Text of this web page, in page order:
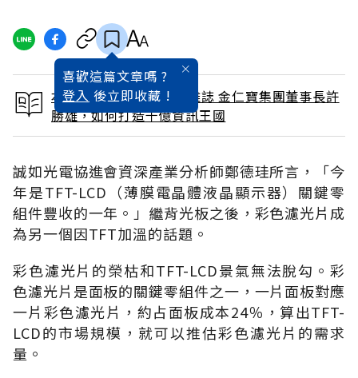
喜歡這篇文章嗎 ?
登入 後立即收藏 !
本文出自 2002 / 5月號雜誌 金仁寶集團董事長許
勝雄，如何打造千億資訊王國
誠如光電協進會資深產業分析師鄭德珪所言，「今
年是TFT-LCD（薄膜電晶體液晶顯示器）關鍵零
組件豐收的一年。」繼背光板之後，彩色濾光片成
為另一個因TFT加溫的話題。
彩色濾光片的榮枯和TFT-LCD景氣無法脫勾。彩
色濾光片是面板的關鍵零組件之一，一片面板對應
一片彩色濾光片，約占面板成本24％，算出TFT-
LCD的市場規模，就可以推估彩色濾光片的需求
量。